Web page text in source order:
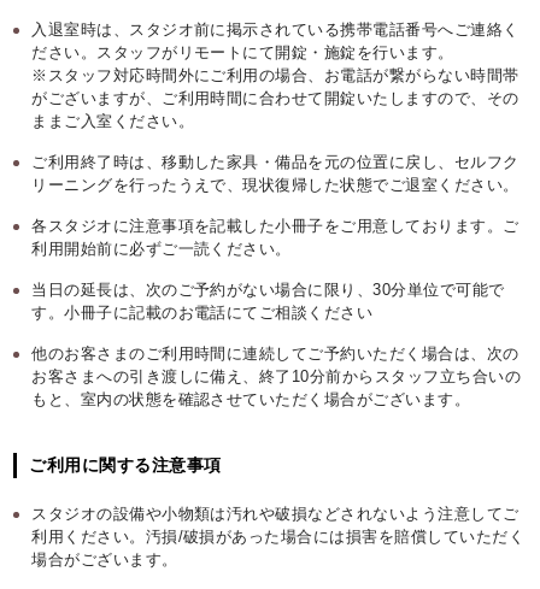
入退室時は、スタジオ前に掲示されている携帯電話番号へご連絡く
ださい。スタッフがリモートにて開錠・施錠を行います。
※スタッフ対応時間外にご利用の場合、お電話が繋がらない時間帯
がございますが、ご利用時間に合わせて開錠いたしますので、その
ままご入室ください。
ご利用終了時は、移動した家具・備品を元の位置に戻し、セルフク
リーニングを行ったうえで、現状復帰した状態でご退室ください。
各スタジオに注意事項を記載した小冊子をご用意しております。ご
利用開始前に必ずご一読ください。
当日の延長は、次のご予約がない場合に限り、30分単位で可能で
す。小冊子に記載のお電話にてご相談ください
他のお客さまのご利用時間に連続してご予約いただく場合は、次の
お客さまへの引き渡しに備え、終了10分前からスタッフ立ち合いの
もと、室内の状態を確認させていただく場合がございます。
ご利用に関する注意事項
スタジオの設備や小物類は汚れや破損などされないよう注意してご
利用ください。汚損/破損があった場合には損害を賠償していただく
場合がございます。